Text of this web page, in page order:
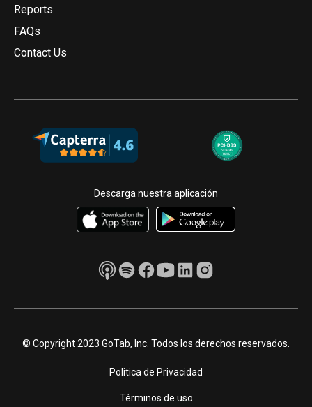
Reports
FAQs
Contact Us
Descarga nuestra aplicación
© Copyright 2023 GoTab, Inc. Todos los derechos reservados.
Politica de Privacidad
Términos de uso